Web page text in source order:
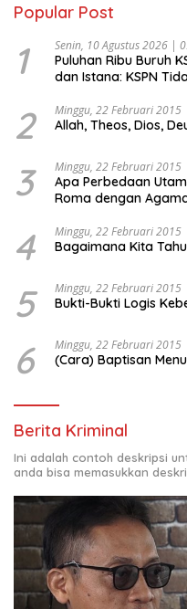
Popular Post
1 Senin, 10 Agustus 2026 |
Puluhan Ribu Buruh
dan Istana: KSPN
2 Minggu, 22 Februari
Allah, Theos, Dios,
3 Minggu, 22 Februari
Apa Perbedaan
Roma dengan
4 Minggu, 22 Februari
Bagaimana Kita
5 Minggu, 22 Februari
Bukti-Bukti Logis
6 Minggu, 22 Februari
(Cara) Baptisan
Berita Kriminal
Ini adalah contoh deskripsi
anda bisa memasukkan